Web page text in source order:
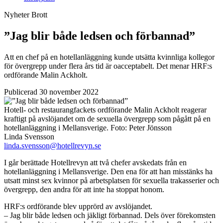
NyheterBrott
”Jag blir både ledsen och förbannad”
Att en chef på en hotellanläggning kunde utsätta kvinnliga kollegor
för övergrepp under flera års tid är oacceptabelt. Det menar HRF:s
ordförande Malin Ackholt.
Publicerad 30 november 2022
Hotell- och restaurangfackets ordförande Malin Ackholt reagerar
kraftigt på avslöjandet om de sexuella övergrepp som pågått på en
hotellanläggning i Mellansverige. Foto: Peter Jönsson
Linda Svensson
linda.svensson@hotellrevyn.se
I går berättade Hotellrevyn att två chefer avskedats från en
hotellanläggning i Mellansverige. Den ena för att han misstänks ha
utsatt minst sex kvinnor på arbetsplatsen för sexuella trakasserier och
övergrepp, den andra för att inte ha stoppat honom.
HRF:s ordförande blev upprörd av avslöjandet.
– Jag blir både ledsen och jäkligt förbannad. Dels över förekomsten